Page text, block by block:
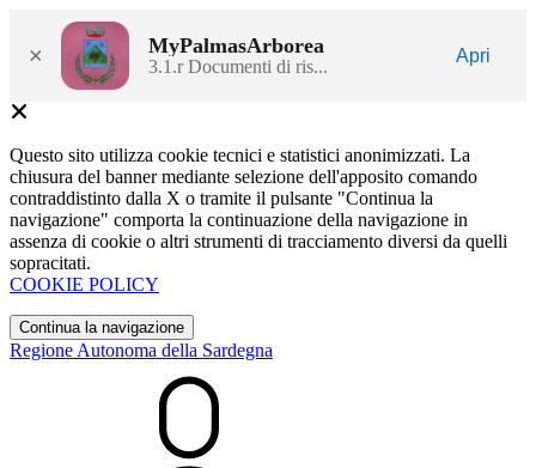
× MyPalmasArborea
3.1.r Documenti di ris...
Apri
Questo sito utilizza cookie tecnici e statistici anonimizzati. La
chiusura del banner mediante selezione dell'apposito comando
contraddistinto dalla X o tramite il pulsante "Continua la
navigazione" comporta la continuazione della navigazione in
assenza di cookie o altri strumenti di tracciamento diversi da quelli
sopracitati.
COOKIE POLICY
Continua la navigazione
Regione Autonoma della Sardegna